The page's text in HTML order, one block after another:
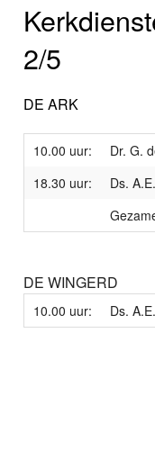
2/5
DE ARK
10.00 uur:
Dr. G.
18.30 uur:
Ds.
DE WINGERD
10.00 uur: Ds.